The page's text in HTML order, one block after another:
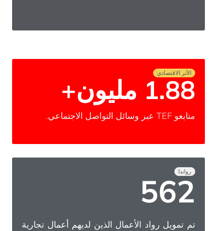
الأثر الاقتصادي
1.88 مليون+
متابعو TEF عبر وسائل التواصل الاجتماعي.
رواندا
711
تم تمويل رواد الأعمال الذين لديهم أعمال تجارية